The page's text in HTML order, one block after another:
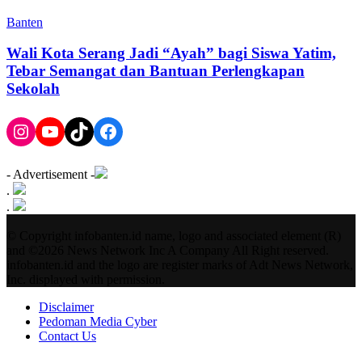
Banten
Wali Kota Serang Jadi “Ayah” bagi Siswa Yatim,
Tebar Semangat dan Bantuan Perlengkapan
Sekolah
Instagram
YouTube
TikTokFacebook
- Advertisement -
.
.
Disclaimer
Pedoman Media Cyber
Contact Us